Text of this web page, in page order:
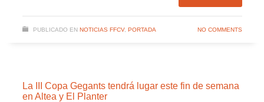
PUBLICADO EN NOTICIAS FFCV, PORTADA NO COMMENTS
La III Copa Gegants tendrá lugar este fin de semana
en Altea y El Planter